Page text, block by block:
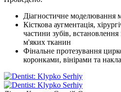
Діагностичне моделювання
Кісткова аугментація,
частини зубів, встановлення
м'яких тканин
Фінальне протезування
коронками, вінірами та